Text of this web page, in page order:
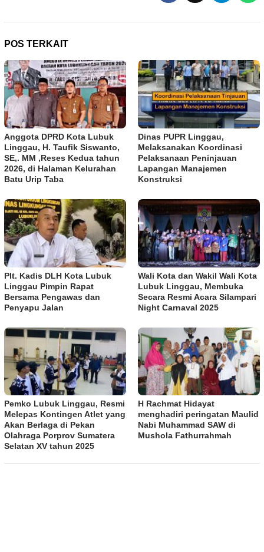
POS TERKAIT
Anggota DPRD Kota Lubuk
Linggau, H. Taufik Siswanto,
SE,. MM ,Reses Kedua tahun
2026, di Halaman Kelurahan
Batu Urip Taba
Dinas PUPR Linggau,
Melaksanakan Koordinasi
Pelaksanaan Peninjauan
Lapangan Manajemen
Konstruksi
Plt. Kadis DLH Kota Lubuk
Linggau Pimpin Rapat
Bersama Pengawas dan
Penyapu Jalan
Wali Kota dan Wakil Wali Kota
Lubuk Linggau, Membuka
Secara Resmi Acara Silampari
Night Carnaval 2025
Pemko Lubuk Linggau, Resmi
Melepas Kontingen Atlet yang
Akan Berlaga di Pekan
Olahraga Porprov Sumatera
Selatan XV tahun 2025
H Rachmat Hidayat
menghadiri peringatan Maulid
Nabi Muhammad SAW di
Mushola Fathurrahmah